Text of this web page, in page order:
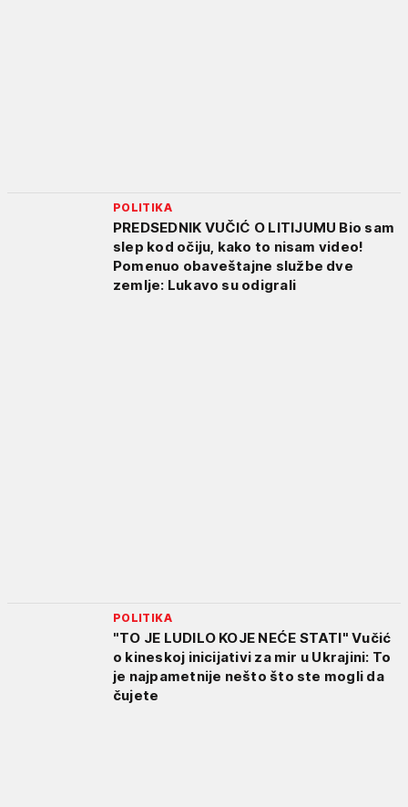
POLITIKA
PREDSEDNIK VUČIĆ O LITIJUMU Bio sam
slep kod očiju, kako to nisam video!
Pomenuo obaveštajne službe dve
zemlje: Lukavo su odigrali
POLITIKA
"TO JE LUDILO KOJE NEĆE STATI" Vučić
o kineskoj inicijativi za mir u Ukrajini: To
je najpametnije nešto što ste mogli da
čujete